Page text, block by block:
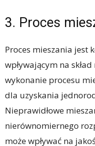
3. Proces
Proces mieszania jest
wpływającym na
wykonanie procesu
dla uzyskania
Nieprawidłowe
nierównomiernego
może wpływać na